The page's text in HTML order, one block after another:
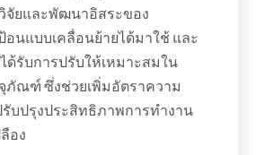
จัยและพัฒนาอิสระของ
นแบบเคลื่อนย้ายได้มาใช้ และ
รับการปรับให้เหมาะสมใน
ภัณฑ์ ซึ่งช่วยเพิ่มอัตราความ
รับปรุงประสิทธิภาพการทำงาน
อง